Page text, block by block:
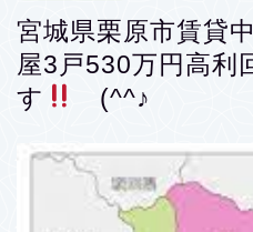
宮城県栗原市賃貸
屋3戸530万円高利
す
(^^♪